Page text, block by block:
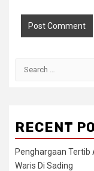
RECENT
Penghargaan Tertib
Waris Di Sading